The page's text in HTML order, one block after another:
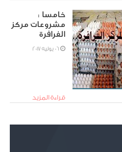
خامسا :
مشروعات مركز
الفرافرة
قراءة المزيد